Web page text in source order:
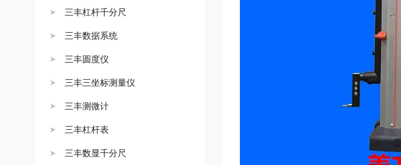
三丰杠杆千分尺
三丰数据系统
三丰圆度仪
三丰三坐标测量仪
三丰测微计
三丰杠杆表
三丰数显千分尺